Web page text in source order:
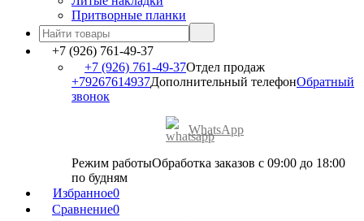
Притворные планки
+7 (926) 761-49-37
+7 (926) 761-49-37Отдел продаж
+79267614937Дополнительный телефонОбратный
звонок
WhatsApp
Режим работыОбработка заказов с 09:00 до 18:00
по будням
Избранное0
Сравнение0